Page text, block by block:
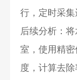
行，定时采集
后续分析：
室，使用精
度，计算去除